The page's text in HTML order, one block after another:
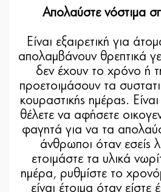
Απολαύστε νόστιμα
Είναι εξαιρετική για
απολαμβάνουν θρεπτικά
δεν έχουν το χρόνο ή
προετοιμάσουν τα
κουραστικής ημέρας.
θέλετε να αφήσετε
φαγητά για να τα
άνθρωποι όταν εσείς
ετοιμάστε τα υλικά
ημέρα, ρυθμίστε το
είναι έτοιμα όταν είστε